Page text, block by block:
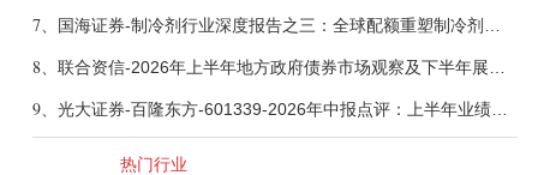
7、
8、
9、 光大证券-百隆东方-601339-2026年中报点评：上半年业绩表现高增，国内外产能均有亮眼表现-260807
热门行业